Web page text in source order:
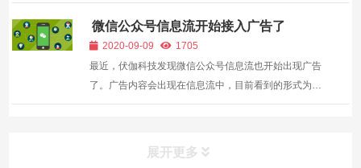
微信公众号信息流开始接入广告了
2020-09-09
1705
最近，伏伽科技发现微信公众号信息流也开始出现广告
了。广告内容会出现在信息流中，目前看到的形式为左
上角有灰色字体的广告形式，大图加内容的呈现和常读
展开更多